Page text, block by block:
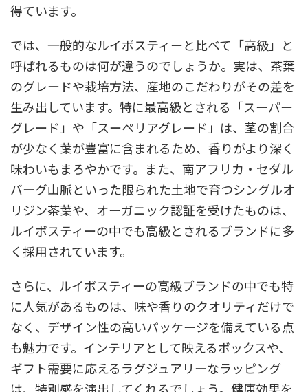
得ています。
では、一般的なルイボスティーと比べて「高級」と
呼ばれるものは何が違うのでしょうか。実は、茶葉
のグレードや栽培方法、産地のこだわりがその差を
生み出しています。特に最高級とされる「スーパー
グレード」や「スーペリアグレード」は、茎の割合
が少なく葉が豊富に含まれるため、香りがより深く
味わいもまろやかです。また、南アフリカ・セダル
バーグ山脈といった限られた土地で育つシングルオ
リジン茶葉や、オーガニック認証を受けたものは、
ルイボスティーの中でも高級とされるブランドに多
く採用されています。
さらに、ルイボスティーの高級ブランドの中でも特
に人気があるものは、味や香りのクオリティだけで
なく、デザイン性の高いパッケージを備えている点
も魅力です。インテリアとして映えるボックスや、
ギフト需要に応えるラグジュアリーなラッピング